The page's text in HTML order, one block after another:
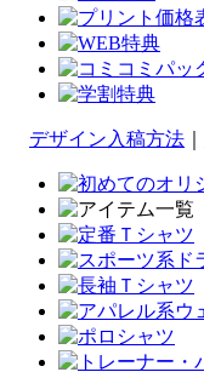
デザイン入稿方法